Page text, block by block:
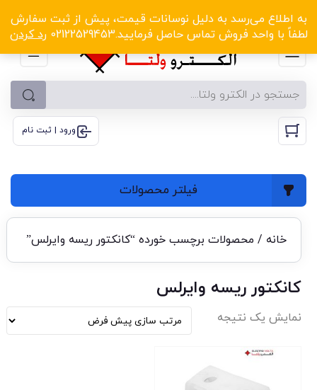
به اطلاع می‌رسد به دلیل نوسانات قیمت، پیش از ثبت سفارش
لطفاً با واحد فروش تماس حاصل فرمایید.02122529453
رد کردن
الکترو ولتا با تخفیف‌های شگفت‌انگیز! کلیک کنید
ورود | ثبت نام
فیلتر محصولات
خانه / محصولات برچسب خورده “کانکتور ریسه وایرلس”
کانکتور ریسه وایرلس
نمایش یک نتیجه